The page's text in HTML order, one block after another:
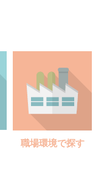
職場環境で探す